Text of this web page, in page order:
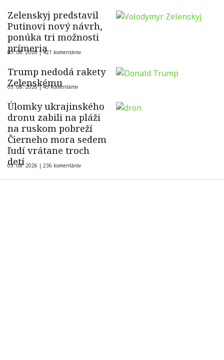
Zelenskyj predstavil
Putinovi nový návrh,
ponúka tri možnosti
prímeria
03. 08. 2026 |421 komentárov
Trump nedodá rakety
Zelenskému
03. 08. 2026 |45 komentárov
Úlomky ukrajinského
dronu zabili na pláži
na ruskom pobreží
Čierneho mora sedem
ľudí vrátane troch
detí
03. 08. 2026 | 236 komentárov